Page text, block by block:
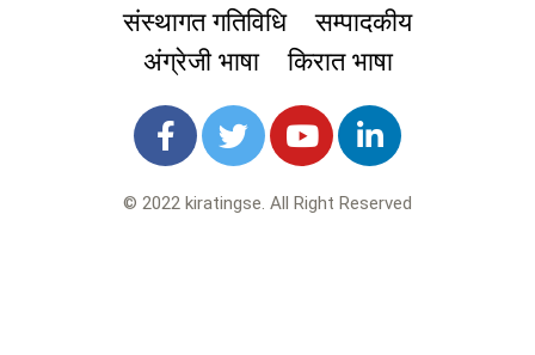
संस्थागत गतिविधि
सम्पादकीय
अंग्रेजी भाषा
किरात भाषा
© 2022 kiratingse. All Right Reserved